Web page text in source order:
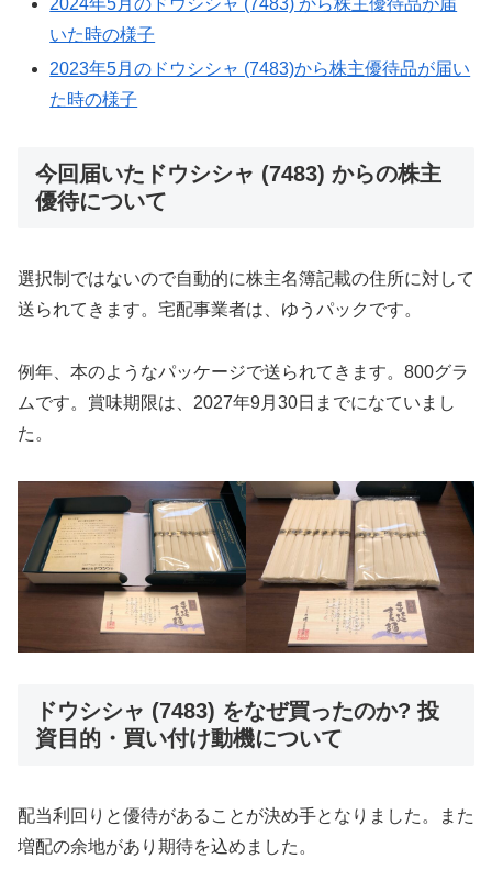
2024年5月のドウシシャ (7483) から株主優待品が届
いた時の様子
2023年5月のドウシシャ (7483)から株主優待品が届い
た時の様子
今回届いたドウシシャ (7483) からの株主
優待について
選択制ではないので自動的に株主名簿記載の住所に対して
送られてきます。宅配事業者は、ゆうパックです。
例年、本のようなパッケージで送られてきます。800グラ
ムです。賞味期限は、2027年9月30日までになていまし
た。
ドウシシャ (7483) をなぜ買ったのか? 投
資目的・買い付け動機について
配当利回りと優待があることが決め手となりました。また
増配の余地があり期待を込めました。